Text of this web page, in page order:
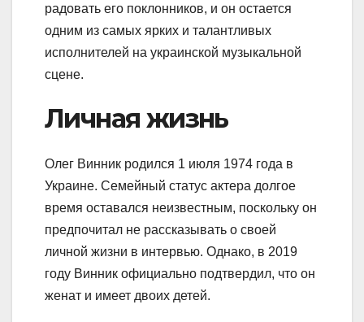
радовать его поклонников, и он остается
одним из самых ярких и талантливых
исполнителей на украинской музыкальной
сцене.
Личная жизнь
Олег Винник родился 1 июля 1974 года в
Украине. Семейный статус актера долгое
время оставался неизвестным, поскольку он
предпочитал не рассказывать о своей
личной жизни в интервью. Однако, в 2019
году Винник официально подтвердил, что он
женат и имеет двоих детей.